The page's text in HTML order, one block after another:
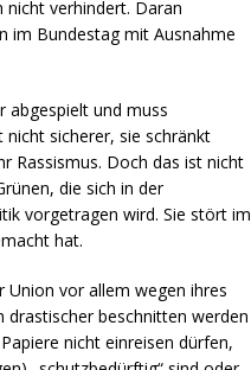
verhindert. Daran
im Bundestag mit Ausnahme
abgespielt und muss
sicherer, sie schränkt
Rassismus. Doch das ist nicht
die sich in der
vorgetragen wird. Sie stört im
hat.
Union vor allem wegen ihres
drastischer beschnitten werden
nicht einreisen dürfen,